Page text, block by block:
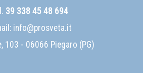
39 338 45 48 694
info@prosveta.it
103 - 06066 Piegaro (PG)